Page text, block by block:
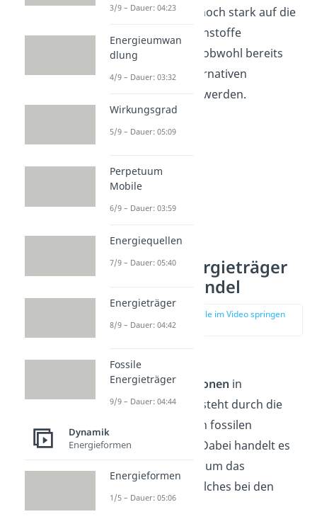
Mobilität ist noch stark auf die
fossilen Brennstoffe
angewiesen, obwohl bereits
teilweise Alternativen
angewendet werden.
Fossile Energieträger
— Klimawandel
zur Stelle im Video springen
(03:40)
Über
Treibhausemissionen in
Deutschland entsteht durch die
von fossilen
Energieträgern. Dabei handelt es
sich größtenteils um das
Kohlendioxid, welches bei den
fossilen
3/9 – Dauer: 04:23
Energieumwan
dlung
4/9 – Dauer: 03:32
Wirkungsgrad
5/9 – Dauer: 05:09
Perpetuum
Mobile
6/9 – Dauer: 03:59
Energiequellen
7/9 – Dauer: 05:40
Energieträger
8/9 – Dauer: 04:42
Fossile
Energieträger
9/9 – Dauer: 04:44
Dynamik
Energieformen
Energieformen
1/5 – Dauer: 05:06